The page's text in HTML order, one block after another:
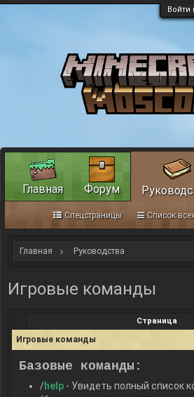
Войти
Главная Руководства
Игровые команды
Страница
Игровые команды
Базовые команды:
/help - Увидеть полный список
Главная Форум
Спецстраницы Список